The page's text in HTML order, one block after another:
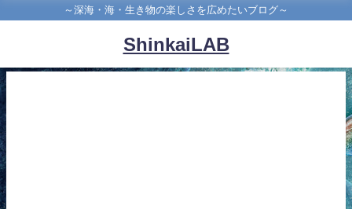
～深海・海・生き物の楽しさを広めたいブログ～
ShinkaiLAB